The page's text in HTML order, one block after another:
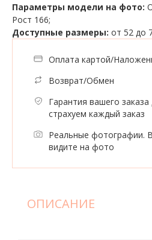
Параметры модели на фото:
Рост 166;
Доступные размеры: от 52 до
Оплата картой/
Возврат/Обмен
Гарантия вашего
страхуем каждый заказ
Реальные фотографии.
видите на фото
ОПИСАНИЕ